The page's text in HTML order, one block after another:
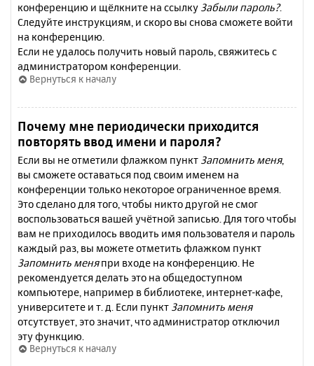
конференцию и щёлкните на ссылку Забыли пароль?.
Следуйте инструкциям, и скоро вы снова сможете войти
на конференцию.
Если не удалось получить новый пароль, свяжитесь с
администратором конференции.
Вернуться к началу
Почему мне периодически приходится
повторять ввод имени и пароля?
Если вы не отметили флажком пункт Запомнить меня,
вы сможете оставаться под своим именем на
конференции только некоторое ограниченное время.
Это сделано для того, чтобы никто другой не смог
воспользоваться вашей учётной записью. Для того чтобы
вам не приходилось вводить имя пользователя и пароль
каждый раз, вы можете отметить флажком пункт
Запомнить меняпри входе на конференцию. Не
рекомендуется делать это на общедоступном
компьютере, например в библиотеке, интернет-кафе,
университете и т. д. Если пункт Запомнить меня
отсутствует, это значит, что администратор отключил
эту функцию.
Вернуться к началу